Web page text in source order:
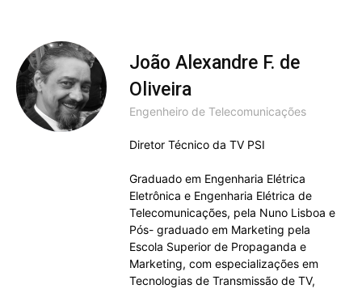
João Alexandre F. de
Oliveira
Engenheiro de Telecomunicações
Diretor Técnico da TV PSI
Graduado em Engenharia Elétrica
Eletrônica e Engenharia Elétrica de
Telecomunicações, pela Nuno Lisboa e
Pós- graduado em Marketing pela
Escola Superior de Propaganda e
Marketing, com especializações em
Tecnologias de Transmissão de TV,